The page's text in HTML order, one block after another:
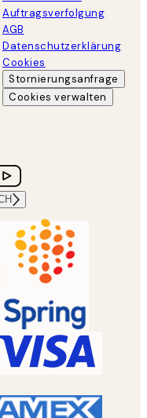
Auftragsverfolgung
AGB
Datenschutzerklärung
Cookies
Stornierungsanfrage
Cookies verwalten